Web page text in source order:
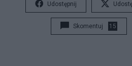
Udostępnij
Skomentuj 15